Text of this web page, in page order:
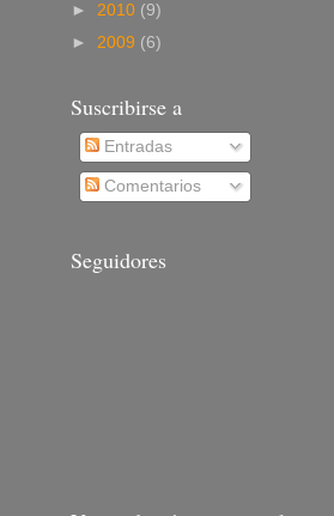
► 2010 (9)
► 2009 (6)
Suscribirse a
Entradas
Comentarios
Seguidores